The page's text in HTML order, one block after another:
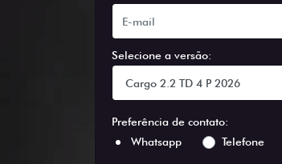
Selecione a versão:
Preferência de contato:
Whatsapp
Telefone